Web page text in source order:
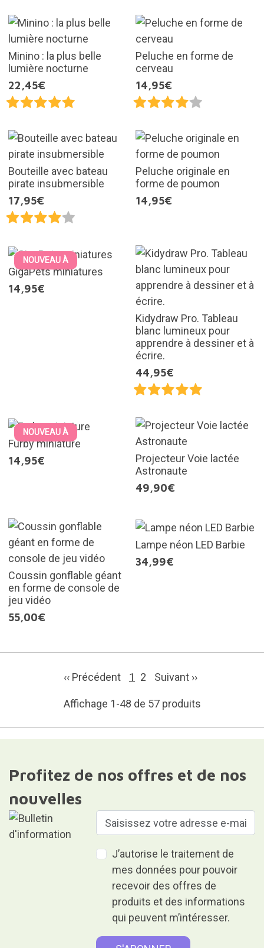
Minino : la plus belle
lumière nocturne
22,45€
Peluche en forme de
cerveau
14,95€
Bouteille avec bateau
pirate insubmersible
17,95€
Peluche originale en
forme de poumon
14,95€
NOUVEAU À
GigaPets miniatures
14,95€
Kidydraw Pro. Tableau
blanc lumineux pour
apprendre à dessiner et à
écrire.
44,95€
NOUVEAU À
Furby miniature
14,95€
Projecteur Voie lactée
Astronaute
49,90€
Coussin gonflable géant
en forme de console de
jeu vidéo
55,00€
Lampe néon LED Barbie
34,99€
‹‹ Précédent 1 2 Suivant ››
Affichage 1-48 de 57 produits
Profitez de nos offres et de nos
nouvelles
J’autorise le traitement de
mes données pour pouvoir
recevoir des offres de
produits et des informations
qui peuvent m’intéresser.